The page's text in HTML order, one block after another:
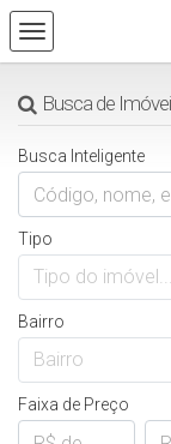
Busca de
Busca Inteligente
Tipo
Tipo do imóvel...
Bairro
Bairro
Faixa de Preço